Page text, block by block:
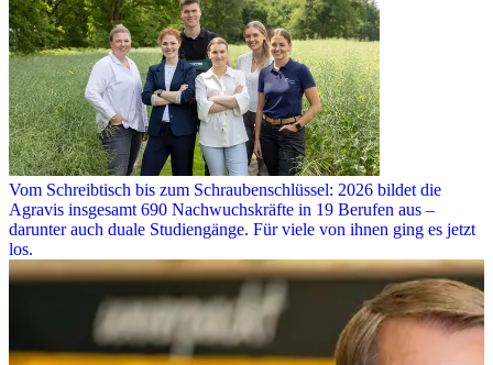
Vom Schreibtisch bis zum Schraubenschlüssel: 2026 bildet die
Agravis insgesamt 690 Nachwuchskräfte in 19 Berufen aus –
darunter auch duale Studiengänge. Für viele von ihnen ging es jetzt
los.